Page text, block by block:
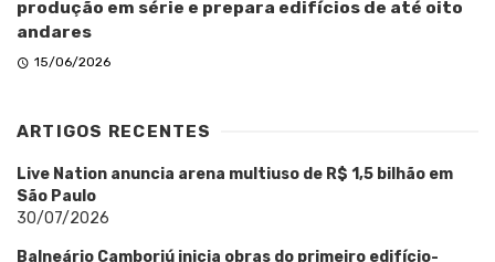
produção em série e prepara edifícios de até oito
andares
15/06/2026
ARTIGOS RECENTES
Live Nation anuncia arena multiuso de R$ 1,5 bilhão em
São Paulo
30/07/2026
Balneário Camboriú inicia obras do primeiro edifício-